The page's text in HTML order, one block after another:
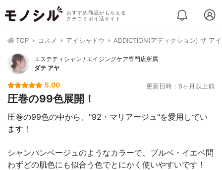
おすすめ商品がもらえる
クチコミポイ活サイト
TOP コスメ アイシャドウ ADDICTION(アディクション) ザ ア
エステティシャン / エイジングケア専門店所属
ダテ アヤ
5.00 更新日時：6ヶ月以上前
圧巻の99色展開！
圧巻の99色の中から、"92・マリアージュ"を愛用してい
ます！
シャンパンベージュのようなカラーで、ブルベ・イエベ問
わずどの肌色にも似合う色でとにかく使いやすいです！